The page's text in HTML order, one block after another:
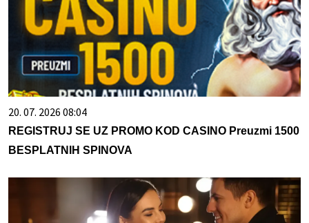
20. 07. 2026 08:04
REGISTRUJ SE UZ PROMO KOD CASINO Preuzmi 1500
BESPLATNIH SPINOVA